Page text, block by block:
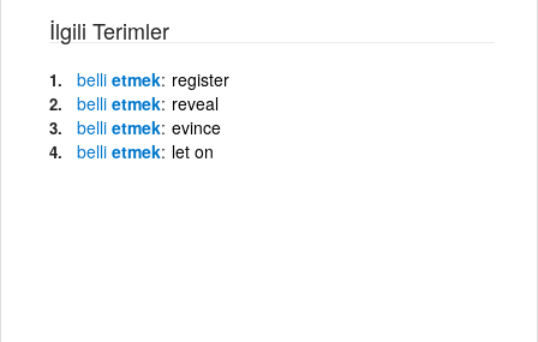
İlgili Terimler
belli etmek register
belli etmek reveal
belli etmek evince
belli etmek let on